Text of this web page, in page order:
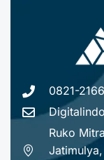
0821-
Ruko